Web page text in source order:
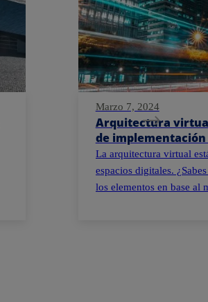
Marzo 7, 2024
Arquitectura
de
La arquitectura virtual
espacios digitales.
los elementos en base al